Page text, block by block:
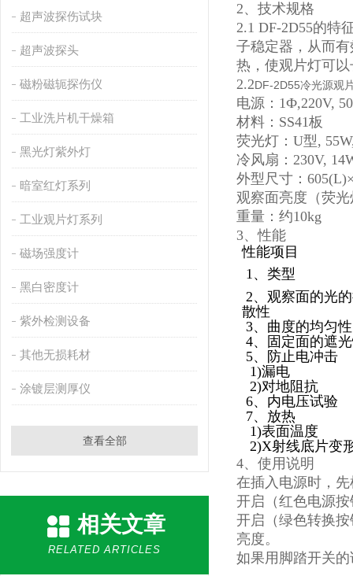
超声波探伤试块
超声波探头
磁粉磁轭探伤仪
工业洗片机干燥箱
黑光灯紫外灯
暗室红灯系列
工业观片灯系列
磁场强度计
黑白密度计
紫外检测设备
其他无损耗材
涂镀层测厚仪
查看全部
相关文章
RELATED ARTICLES
2、 技术规格
2.1 DF-2D55的特
子稳定器，从而
热，使观片灯可
2.2DF-2D55冷光源观
电源：1Ф,220V,
材料：SS41板
荧光灯：U型,
冷风扇：230V,
外型尺寸：
观察面亮度（荧光
重量：约10kg
3、性能
性能项目
1、类型
2、观察面的光
散性
3、 曲度的均匀性
4、
固定面的遮
5、
防止电冲击
1)漏电
2)对地阻抗
6、 内电压试验
7、 放热
1)表面温度
2)X射线底片变
4、 使用说明
在插入电源时，
开启（红色电源
开启（绿色转换
亮度。
如果用脚踏开关